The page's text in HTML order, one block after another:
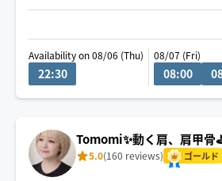
タイ式をベースに「ほぐす・伸ば
わせてお一人おひとりの状態に合
を丁寧に整えていきます。
Availability on 08/06 (Thu)
22:30
08/07 (Fri)
08:00
Tomomi✨動く肩、肩甲骨
に…🤗
5.0(160 reviews) ゴールド